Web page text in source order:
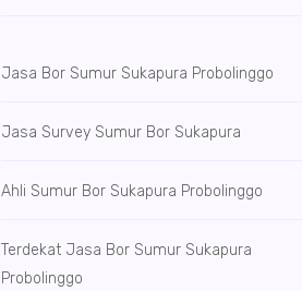
Jasa Bor Sumur Sukapura Probolinggo
Jasa Survey Sumur Bor Sukapura
Ahli Sumur Bor Sukapura Probolinggo
Terdekat Jasa Bor Sumur Sukapura
Probolinggo